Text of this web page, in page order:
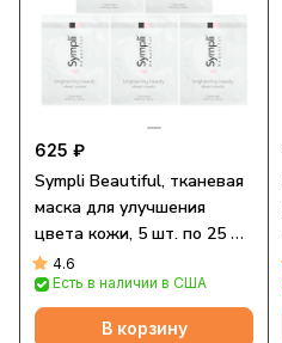
625 ₽
Sympli Beautiful, тканевая
маска для улучшения
цвета кожи, 5 шт. по 25 мл
(0,85 унции)
4.6
Есть в наличии в США
В корзину